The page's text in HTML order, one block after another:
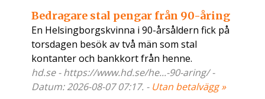
Bedragare stal pengar från 90-åring
En Helsingborgskvinna i 90-årsåldern fick på
torsdagen besök av två män som stal
kontanter och bankkort från henne.
hd.se - https://www.hd.se/he...-90-aring/ -
Datum: 2026-08-07 07:17. - Utan betalvägg »